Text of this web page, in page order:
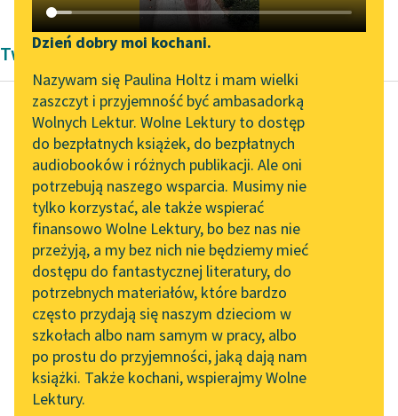
Katalog DAISY
Podkasty o książkach
Zgłoś brak utworu
Aktualności
Zapraszamy na spotkanie
online z tłumaczkami
literatury skandynawskiej
Spotkanie z Katarzyną
Tunkiel w Oslo
Wolne Lektury na 32.
Pol’and’Rock Festivalu
„Kochanek Lady
Chatterley” do słuchania
na Wolnych Lekturach
Nowy audiobook –
„Marzenie o Oriencie”
Narzędzia
Mapa Wolnych Lektur
Leśmianator
Przewodnik dla piszących i
czytających
API
OAI-PMH
Widget Wolnych Lektur
Przypisy
Dzień dobry moi kochani.
Nazywam się Paulina Holtz i mam wielki
zaszczyt i przyjemność być ambasadorką
Wolnych Lektur. Wolne Lektury to dostęp
do bezpłatnych książek, do bezpłatnych
audiobooków i różnych publikacji. Ale oni
potrzebują naszego wsparcia. Musimy nie
tylko korzystać, ale także wspierać
finansowo Wolne Lektury, bo bez nas nie
przeżyją, a my bez nich nie będziemy mieć
dostępu do fantastycznej literatury, do
potrzebnych materiałów, które bardzo
często przydają się naszym dzieciom w
szkołach albo nam samym w pracy, albo
po prostu do przyjemności, jaką dają nam
książki. Także kochani, wspierajmy Wolne
Lektury.
Twórczość Zofia Wydro
Zofia Wydro
Sobótka. O nocy
świętojańskiej
A Janieli tak chcioł
troche na złość zrobić,
że tako było
prymuśnica, zawsze
pirszo. Bo...
Czytaj więcej